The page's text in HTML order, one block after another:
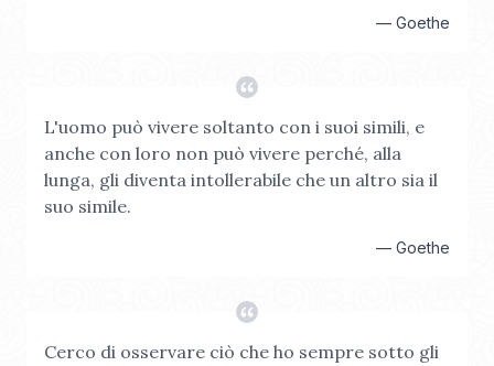
— Goethe
L'uomo può vivere soltanto con i suoi simili, e
anche con loro non può vivere perché, alla
lunga, gli diventa intollerabile che un altro sia il
suo simile.
— Goethe
Cerco di osservare ciò che ho sempre sotto gli